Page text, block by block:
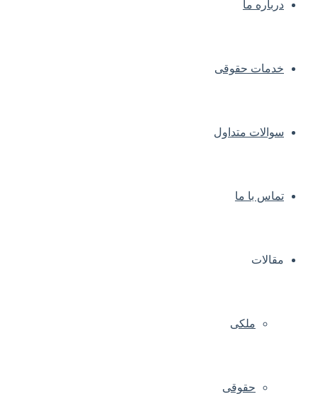
درباره ما
خدمات حقوقی
سوالات متداول
تماس با ما
مقالات
ملکی
حقوقی